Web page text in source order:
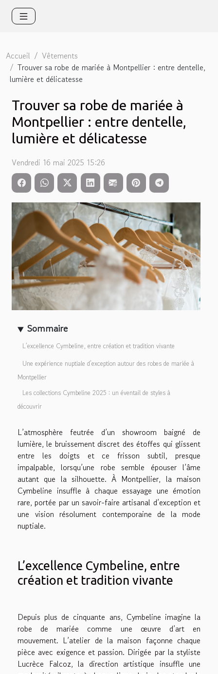
Accueil
Vêtements
Trouver sa robe de mariée à Montpellier : entre dentelle,
lumière et délicatesse
Trouver sa robe de mariée à
Montpellier : entre dentelle,
lumière et délicatesse
Vendredi 16 mai 2025 15:26
Sommaire
L’excellence Cymbeline, entre création et tradition vivante
Une expérience nuptiale d’exception autour des robes de mariée à
Montpellier
Les collections Cymbeline 2025 : un éventail de styles à
découvrir
L’atmosphère feutrée d’un showroom baigné de
lumière, le bruissement discret des étoffes qui glissent
entre les doigts et ce frisson subtil, presque
impalpable, lorsqu’une robe semble épouser l’âme
autant que la silhouette. À Montpellier, la maison
Cymbeline insuffle à chaque essayage une émotion
rare, portée par un savoir-faire artisanal d’exception et
une vision résolument contemporaine de la mode
nuptiale.
L’excellence Cymbeline, entre
création et tradition vivante
Depuis plus de cinquante ans, Cymbeline imagine la
robe de mariée comme une œuvre d’art en
mouvement. L’atelier de la maison façonne chaque
pièce avec exigence et passion. Dirigée par la styliste
Lucrèce Falcoz, la direction artistique insuffle une